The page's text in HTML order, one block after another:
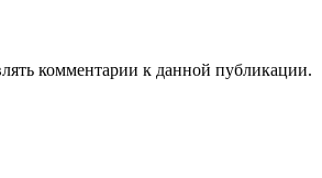
комментарии к данной публикации.